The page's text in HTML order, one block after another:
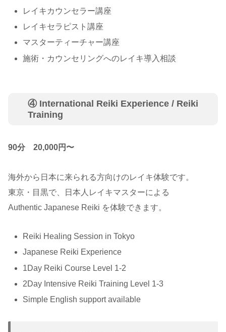
レイキカウンセラー講座
レイキセラピスト講座
マスターティーチャー講座
施術・カウンセリングへのレイキ導入相談
④ International Reiki Experience / Reiki
Training
90分 20,000円〜
海外から日本に来られる方向けのレイキ体験です。
東京・目黒で、日本人レイキマスターによる
Authentic Japanese Reiki を体験できます。
Reiki Healing Session in Tokyo
Japanese Reiki Experience
1Day Reiki Course Level 1-2
2Day Intensive Reiki Training Level 1-3
Simple English support available